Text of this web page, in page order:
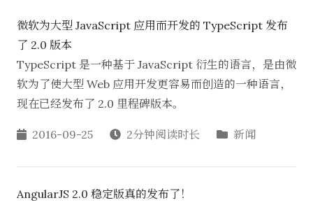
微软为大型 JavaScript 应用而开发的 TypeScript 发布
了 2.0 版本
TypeScript 是一种基于 JavaScript 衍生的语言，是由微
软为了使大型 Web 应用开发更容易而创造的一种语言，
现在已经发布了 2.0 里程碑版本。
2016-09-25 2分钟阅读时长 新闻
AngularJS 2.0 稳定版真的发布了！